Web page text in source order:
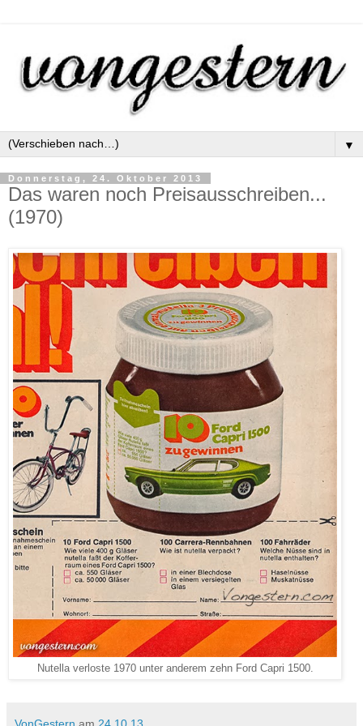
▼
Donnerstag, 24. Oktober 2013
Das waren noch Preisausschreiben...
(1970)
Nutella verloste 1970 unter anderem zehn Ford Capri 1500.
VonGestern am 24.10.13